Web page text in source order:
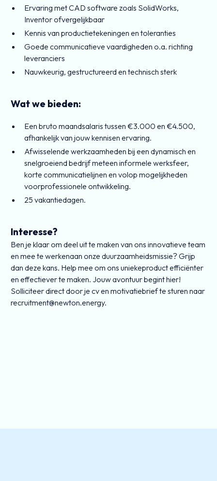
Ervaring met CAD software zoals SolidWorks,
Inventor ofvergelijkbaar
Kennis van productietekeningen en toleranties
Goede communicatieve vaardigheden o.a. richting
leveranciers
Nauwkeurig, gestructureerd en technisch sterk
Wat we bieden:
Een bruto maandsalaris tussen €3.000 en €4.500,
afhankelijk van jouw kennisen ervaring.
Afwisselende werkzaamheden bij een dynamisch en
snelgroeiend bedrijf meteen informele werksfeer,
korte communicatielijnen en volop mogelijkheden
voorprofessionele ontwikkeling.
25 vakantiedagen.
Interesse?
Ben je klaar om deel uit te maken van ons innovatieve team
en mee te werkenaan onze duurzaamheidsmissie? Grijp
dan deze kans. Help mee om ons uniekeproduct efficiënter
en effectiever te maken. Jouw avontuur begint hier!
Solliciteer direct door je cv en motivatiebrief te sturen naar
recruitment@newton.energy.